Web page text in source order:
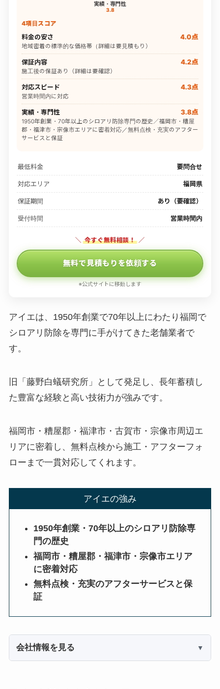
実績・専門性
3.8
4項目スコア
料金の安さ 4.0点
地域密着の標準的な価格帯（詳細は要見積もり）
保証内容 4.2点
施工後の保証あり（詳細は要確認）
対応スピード 4.3点
営業時間内に対応
実績・専門性 3.8点
1950年創業・70年以上のシロアリ防除専門の歴史／福岡市・糟屋
郡・福津市・宗像市エリアに密着対応／無料点検・充実のアフター
サービスと保証
最低料金 要問合せ
対応エリア 福岡県
保証期間 あり（要確認）
受付時間 営業時間内
＼ 今すぐ無料相談！ ／
無料で見積もりを依頼する
※公式サイトに移動します
アイエは、1950年創業で70年以上にわたり福岡で
シロアリ防除を専門に手がけてきた老舗業者で
す。
旧「藤野白蟻研究所」として発足し、長年蓄積し
た豊富な経験と高い技術力が強みです。
福岡市・糟屋郡・福津市・古賀市・宗像市周辺エ
リアに密着し、無料点検から施工・アフターフォ
ローまで一貫対応してくれます。
アイエの強み
1950年創業・70年以上のシロアリ防除専
門の歴史
福岡市・糟屋郡・福津市・宗像市エリア
に密着対応
無料点検・充実のアフターサービスと保
証
会社情報を見る